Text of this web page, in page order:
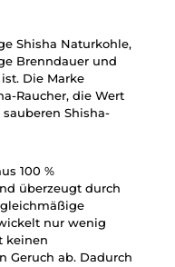
Shisha Naturkohle,
Brenndauer und
Die Marke
Raucher, die Wert
Shisha-
100 %
überzeugt durch
nur wenig
keinen
Geruch ab. Dadurch